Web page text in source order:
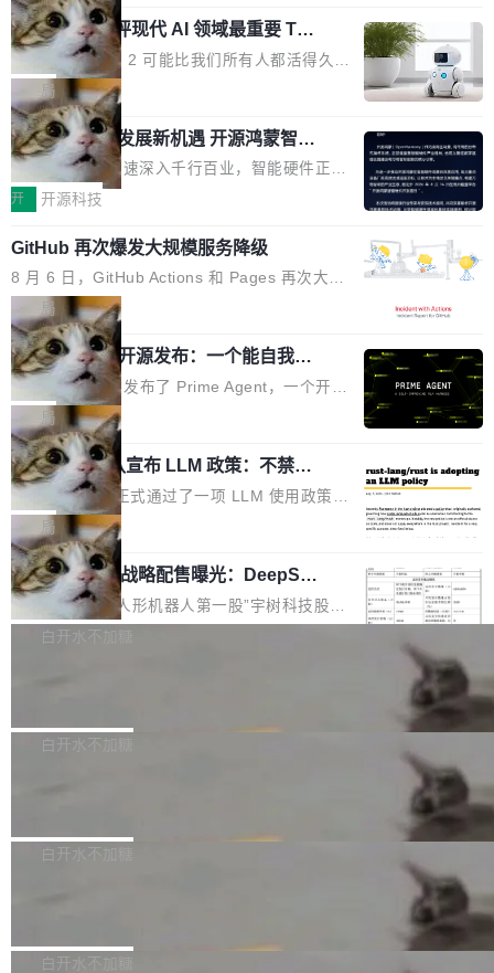
功率段机身尺寸十分紧凑的1600W电源产品。小
巧机身有效提升市面主流标准A...
业化营销服务的需求从未如此迫切。 但市场扩容
的同时,服务商的竞争逻辑正在改变。2026年Top
Agency年度合辑的观察指出,“产品”这个离消费
者最近的载体,在整个品牌营销层面的权重显著变
高了。全域营销服务商的竞争正在从规模转向深
度,案例厚度、全域覆盖、多线协同...
度宣传和欺诈。」 OpenAI 研究员 Keller Jorda
n 这条推文引发了广泛讨论。他不是在说风凉
话，他是说出了一个圈内人尽皆知但很少公开捅
破的事实。 Jordan 随后补充了一句软化声明：
「我不认为这些会议上大部分论文都在过度宣传
或造假。问题是，作为读者，如果你筛选出那些
看起来最令人兴奋的论文，那它们大部分都是过
度宣传的。」 这才是真正的痛点。不是所有论文
都有问题，是最吸引眼球的那批论文最有问题。
他引用的帖子来自 Mathew Shen，一位 ICLR 2
026 的读者：「看了篇 ...
xAI 前工程师评现代 AI 领域最重要 Top
3 开源项目
Flash Attention 2 可能比我们所有人都活得久。
这句话不是来自某个技术博客，而是出自 Hieu
Pham 的一条推文。Hieu Pham 是谁？他是 xAI
的早期工程师之一，在 Grok 训练基础设施团队
工作过。近日他在 X 上发了一条帖子，列出了他
认为现代 AI 领域最重要的三个开源项目。 第一
理由很具体。FA 系列不需要解释，但 FA2 是他
认为最重要的一个——复杂度恰到好处，刚好能
驱动你去学 CuTe，但还没被那些"邪恶的" Hopp
er++ 优化所淹没，足够容易修改和适配。 更关
键的是 FA2 的持久性...
局
共商智能硬件发展新机遇 开源鸿蒙智能
硬件开发者日杭州站即将举行
随着万物智联加速深入千行百业，智能硬件正从
单点设备迈向智能化、网联化、协同化发展。作
鸿蒙通过统一技术底座和分布式能力，为不同类
型智能设备的开发、连接与互联提供关键支撑，
也为产业链企业探索产品创新与商业增长打开新
的空间。 8月14日，开源鸿蒙智能硬件开发者日
（OHDD：OpenHarmony Hardware Develope
r Day）将在杭州启航。活动面向智能硬件产业
链企业和开发者，邀请行业专家与资深技术顾
问，围绕开源鸿蒙技术能力、设备适配、芯片适
配、功耗与稳定性调优、兼容性测评及统一互联
等内容展开系统讲解和实战交流，帮助企业进一
步了解开源鸿蒙在智能...
开 开源科技
GitHub 再次爆发大规模服务降级
8 月 6 日，GitHub Actions 和 Pages 再次大规
模服务降级，Actions 完全不可用超过 5 小时，
webhook 停发，连自托管 runner 也因调度层故
障无法工作。Pages、Copilot code review、C
opilot coding agent 全部受影响。从检测到完全
恢复，大约 12 小时。 这是 2026 年 8 月的第六
起事故，其中四起与 AI/Copilot 服务相关。 Git
Hub 员工 kdaigle 在 HN 讨论中贴出了一组数
据：2025 年全年 10 亿次 commit。现在，每周
2.75 亿次，全年预计 140 亿次。GitHub...
局
Prime Agent 开源发布：一个能自我改
进的编程 Agent，ARC-AGI 3 超越人类
专家基线
Prime Intellect 发布了 Prime Agent，一个开源
的编程 Agent Harness，核心设计围绕两个抽
象：Recursive Language Model（RLM）和 C
ontinual Harness。在 ARC-AGI 3 基准测试
上，Prime Agent + Opus 5 的组合达到了 95.
5% RHAE Best@1，超过了 ARC 报告的人类专
家基线 95.4%。 不是又一个 coding agent 包装
器 Prime Agent 的架构和市面上大多数 coding
agent 有本质区别。大多数 agent harness 的设
计是基于早期模型的能力—...
局
Rust 项目团队宣布 LLM 政策：不禁
止，但你要承认哪些代码不是你写的
Rust 语言项目正式通过了一项 LLM 使用政策，
覆盖 rust-lang/rust 单一仓库的代码贡献。这不
是项目级别的官方立场，目前由五个团队采纳，
但它可能是主流开源项目中关于 AI 辅助贡献最
细致的一份规则。 政策的核心只有一句话：LLM
可以用来分析、提炼、审阅、建议，但不能用来
不得生成涉及安全性的关键变更，除非作者本身
局
宇树科技 IPO 战略配售曝光：DeepSe
ek 获配 93.3 万股，锁定 36 个月
8月6日晚间，“人形机器人第一股”宇树科技股份
有限公司披露IPO发行价格及战略配售结果，杭
36个月。 公告显示，本次宇树科技战略配售对
员工参与设立的专项资产管理计划。其中，Dee
获配9...
白开水不加糖
Bug fixes and enhancements 修复多次传递同
一个回归问题，该问题导致拉取镜像时会拒绝包
题，该问题可能导致在旧版 Linux 内核...
白开水不加糖
e 孵化器项目管理委员会（IPMC）投票中获得
P）！这一里程碑不仅标志着 Fluss 迈入新的发
白开水不加糖
长期停止内容更新，未能实现其作为“AI版维基百
白开水不加糖